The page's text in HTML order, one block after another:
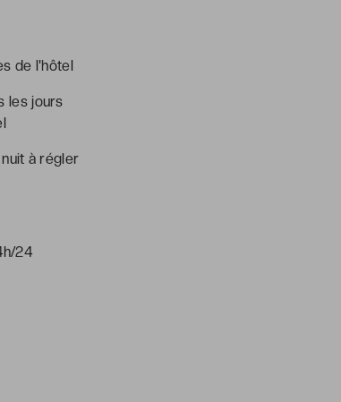
de l'hôtel
les jours
à régler
24